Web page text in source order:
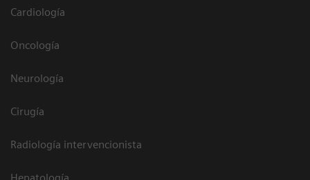
Cardiología
Oncología
Neurología
Cirugía
Radiología intervencionista